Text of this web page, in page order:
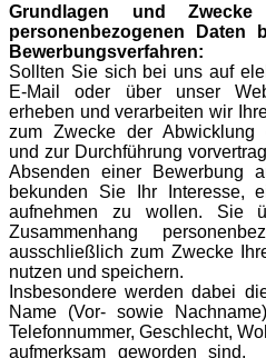
Grundlagen und
personenbezogenen Daten
Bewerbungsverfahren:
Sollten Sie sich bei uns auf
E-Mail oder über unser
erheben und verarbeiten wir
zum Zwecke der Abwicklung
und zur Durchführung
Absenden einer Bewerbung
bekunden Sie Ihr Interesse,
aufnehmen zu wollen. Sie
Zusammenhang
ausschließlich zum Zwecke
nutzen und speichern.
Insbesondere werden dabei
Name (Vor- sowie
Telefonnummer, Geschlecht,
aufmerksam geworden